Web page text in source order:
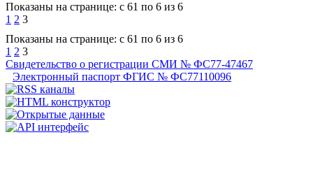
Показаны на странице: с 61 по 6 из 6
1 2 3
Показаны на странице: с 61 по 6 из 6
1 2 3
Свидетельство о регистрации СМИ № ФС77-47467
Электронный паспорт ФГИС № ФС77110096